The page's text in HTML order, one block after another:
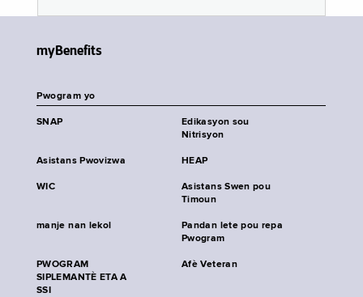
myBenefits
Pwogram yo
SNAP
Edikasyon sou
Nitrisyon
Asistans Pwovizwa HEAP
WIC
Asistans Swen pou
Timoun
manje nan lekol
Pandan lete pou repa
Pwogram
PWOGRAM
SIPLEMANTÈ ETA A
SSI
Afè Veteran